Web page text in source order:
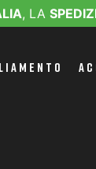
, LA